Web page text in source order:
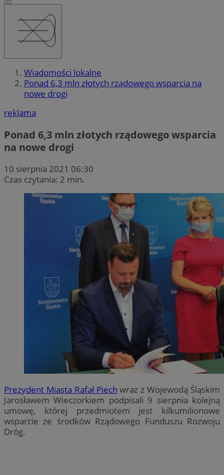
Wiadomości lokalne
Ponad 6,3 mln złotych rządowego wsparcia na
nowe drogi
reklama
Ponad 6,3 mln złotych rządowego wsparcia
na nowe drogi
10 sierpnia 2021 06:30
Czas czytania: 2 min.
Prezydent Miasta Rafał Piech wraz z Wojewodą Śląskim
Jarosławem Wieczorkiem podpisali 9 sierpnia kolejną
umowę, której przedmiotem jest kilkumilionowe
wsparcie ze środków Rządowego Funduszu Rozwoju
Dróg.